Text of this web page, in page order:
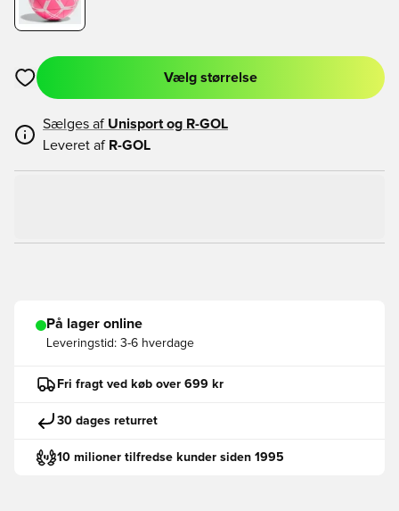
Åbner en Modal til at logge ind eller tilmelde dig som medlem
Vælg størrelse
Sælges af Unisport og R-GOL
Leveret af R-GOL
På lager online
Leveringstid: 3-6 hverdage
Fri fragt ved køb over 699 kr
30 dages returret
10 milioner tilfredse kunder siden 1995